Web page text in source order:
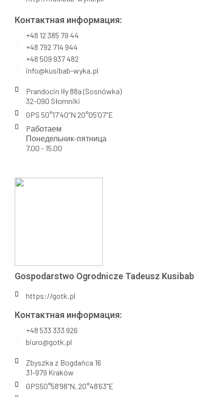
Контактная информация:​
+48 12 385 79 44
+48 792 714 944
+48 509 937 482
info@kusibab-wyka.pl
Prandocin Iły 88a (Sosnówka)
32-090 Słomniki
GPS 50°17’40’’N 20°05’07’’E
Pаботаем
Понедельник-пятница
7.00 - 15.00
Gospodarstwo Ogrodnicze Tadeusz Kusibab
https://gotk.pl
Контактная информация:​
+48 533 333 926
biuro@gotk.pl
Zbyszka z Bogdańca 16
31-979 Kraków
GPS50°58’98"N, 20°48’63"E